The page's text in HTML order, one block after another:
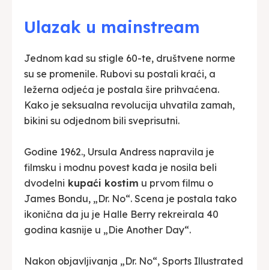
Ulazak u mainstream
Jednom kad su stigle 60-te, društvene norme
su se promenile. Rubovi su postali kraći, a
ležerna odjeća je postala šire prihvaćena.
Kako je seksualna revolucija uhvatila zamah,
bikini su odjednom bili sveprisutni.
Godine 1962., Ursula Andress napravila je
filmsku i modnu povest kada je nosila beli
dvodelni kupaći kostim u prvom filmu o
James Bondu, „Dr. No“. Scena je postala tako
ikonična da ju je Halle Berry rekreirala 40
godina kasnije u „Die Another Day“.
Nakon objavljivanja „Dr. No“, Sports Illustrated